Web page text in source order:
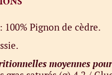
100% Pignon de cèdre.
moyennes